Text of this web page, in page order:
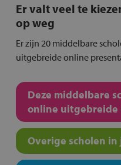
Er valt veel te
op weg
Er zijn 20 middelbare
uitgebreide online
Deze middelbare
online uitgebreide
Overige scholen